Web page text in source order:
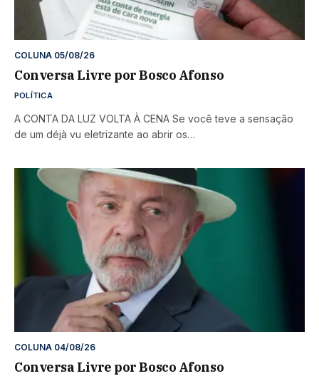
COLUNA 05/08/26
Conversa Livre por Bosco Afonso
POLÍTICA
A CONTA DA LUZ VOLTA À CENA Se você teve a sensação
de um déjà vu eletrizante ao abrir os…
COLUNA 04/08/26
Conversa Livre por Bosco Afonso